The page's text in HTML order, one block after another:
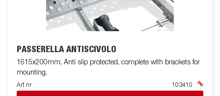
PASSERELLA ANTISCIVOLO
1615x200mm, Anti slip protected, complete with brackets for
mounting.
Art nr 103410